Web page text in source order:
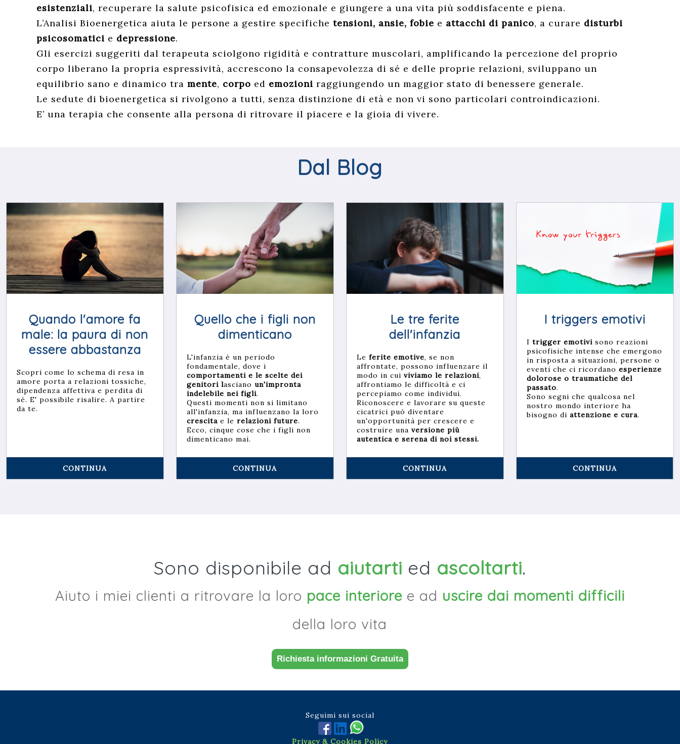
esistenziali, recuperare la salute psicofisica ed emozionale e giungere a una vita più soddisfacente e piena.
L’Analisi Bioenergetica aiuta le persone a gestire specifiche tensioni, ansie, fobie e attacchi di panico, a curare disturbi
psicosomatici e depressione.
Gli esercizi suggeriti dal terapeuta sciolgono rigidità e contratture muscolari, amplificando la percezione del proprio
corpo liberano la propria espressività, accrescono la consapevolezza di sé e delle proprie relazioni, sviluppano un
equilibrio sano e dinamico tra mente, corpo ed emozioni raggiungendo un maggior stato di benessere generale.
Le sedute di bioenergetica si rivolgono a tutti, senza distinzione di età e non vi sono particolari controindicazioni.
E’ una terapia che consente alla persona di ritrovare il piacere e la gioia di vivere.
Dal Blog
Quando l'amore fa
male: la paura di non
essere abbastanza
Scopri come lo schema di resa in
amore porta a relazioni tossiche,
dipendenza affettiva e perdita di
sé. E' possibile risalire. A partire
da te.
CONTINUA
Quello che i figli non
dimenticano
L'infanzia è un periodo
fondamentale, dove i
comportamenti e le scelte dei
genitori lascianoun'impronta
indelebile nei figli.
Questi momenti non si limitano
all'infanzia, ma influenzano la loro
crescitae lerelazioni future.
Ecco, cinque cose che i figli non
dimenticano mai.
CONTINUA
Le tre ferite
dell'infanzia
Leferite emotive, se non
affrontate, possono influenzare il
modo in cuiviviamo le relazioni,
affrontiamo le difficoltà e ci
percepiamo come individui.
Riconoscere e lavorare su queste
cicatrici può diventare
un'opportunità per crescere e
costruire una versione più
autentica e serena di noi stessi.
CONTINUA
I triggers emotivi
Itrigger emotivi sono reazioni
psicofisiche intense che emergono
in risposta a situazioni, persone o
eventi che ci ricordanoesperienze
dolorose o traumatiche del
passato.
Sono segni che qualcosa nel
nostro mondo interiore ha
bisogno diattenzione e cura.
CONTINUA
Sono disponibile ad aiutarti ed ascoltarti.
Aiuto i miei clienti a ritrovare la loro pace interiore e ad uscire dai momenti difficili
della loro vita
Richiesta informazioni Gratuita
Seguimi sui social
Privacy & Cookies Policy